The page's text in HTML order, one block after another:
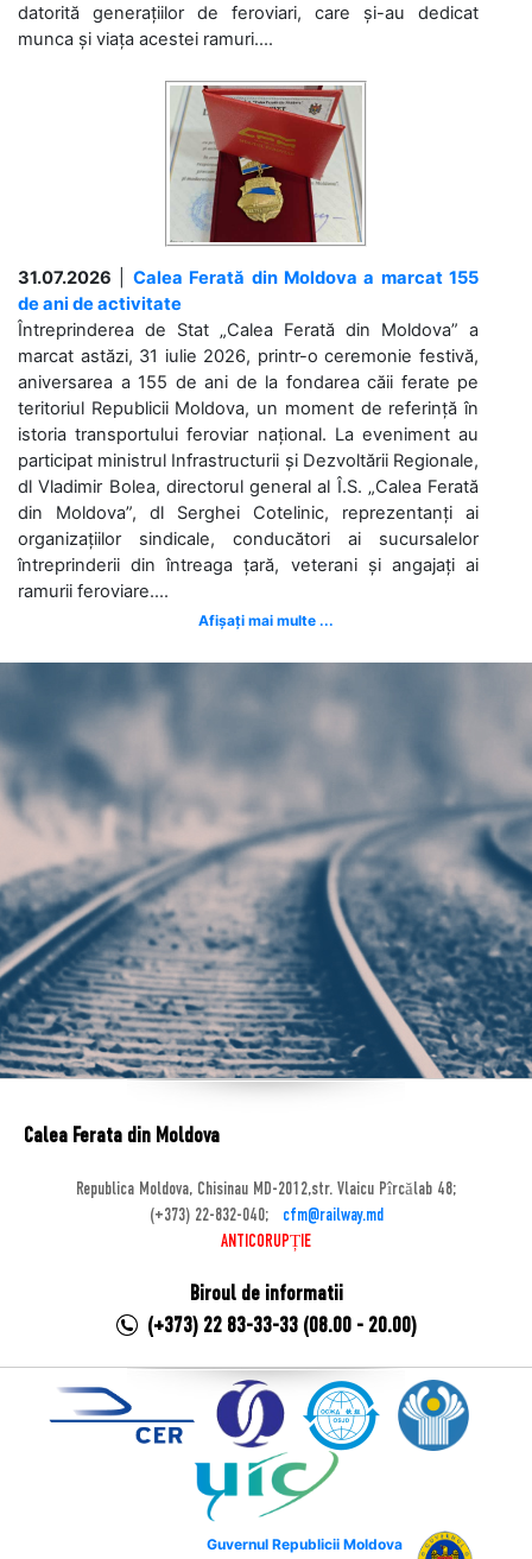
datorită generațiilor de feroviari, care și-au dedicat
munca și viața acestei ramuri....
31.07.2026
Calea Ferată din Moldova a marcat 155
de ani de activitate
Întreprinderea de Stat „Calea Ferată din Moldova” a
marcat astăzi, 31 iulie 2026, printr-o ceremonie festivă,
aniversarea a 155 de ani de la fondarea căii ferate pe
teritoriul Republicii Moldova, un moment de referință în
istoria transportului feroviar național. La eveniment au
participat ministrul Infrastructurii și Dezvoltării Regionale,
dl Vladimir Bolea, directorul general al Î.S. „Calea Ferată
din Moldova”, dl Serghei Cotelinic, reprezentanți ai
organizațiilor sindicale, conducători ai sucursalelor
întreprinderii din întreaga țară, veterani și angajați ai
ramurii feroviare....
Afișați mai multe ...
Calea Ferata din Moldova
Republica Moldova, Chisinau MD-2012,str. Vlaicu Pîrcălab 48;
(+373) 22-832-040;
cfm@railway.md
ANTICORUPȚIE
Biroul de informatii
(+373) 22 83-33-33 (08.00 - 20.00)
Guvernul Republicii Moldova